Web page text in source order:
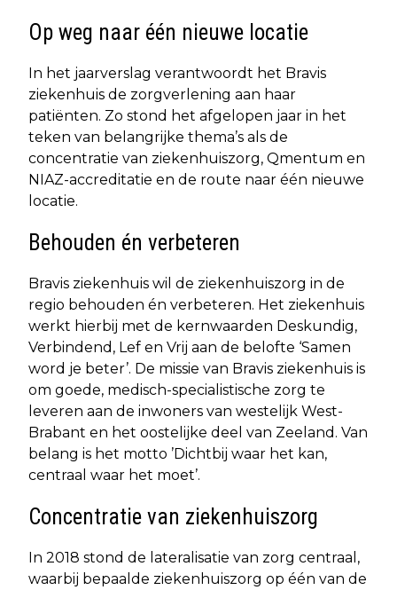
Op weg naar één nieuwe locatie
In het jaarverslag verantwoordt het Bravis
ziekenhuis de zorgverlening aan haar
patiënten. Zo stond het afgelopen jaar in het
teken van belangrijke thema’s als de
concentratie van ziekenhuiszorg, Qmentum en
NIAZ-accreditatie en de route naar één nieuwe
locatie.
Behouden én verbeteren
Bravis ziekenhuis wil de ziekenhuiszorg in de
regio behouden én verbeteren. Het ziekenhuis
werkt hierbij met de kernwaarden Deskundig,
Verbindend, Lef en Vrij aan de belofte ‘Samen
word je beter’. De missie van Bravis ziekenhuis is
om goede, medisch-specialistische zorg te
leveren aan de inwoners van westelijk West-
Brabant en het oostelijke deel van Zeeland. Van
belang is het motto ’Dichtbij waar het kan,
centraal waar het moet’.
Concentratie van ziekenhuiszorg
In 2018 stond de lateralisatie van zorg centraal,
waarbij bepaalde ziekenhuiszorg op één van de